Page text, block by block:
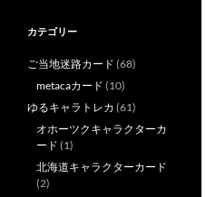
カテゴリー
ご当地迷路カード (68)
metacaカード (10)
ゆるキャラトレカ (61)
オホーツクキャラクターカ
ード (1)
北海道キャラクターカード
(2)